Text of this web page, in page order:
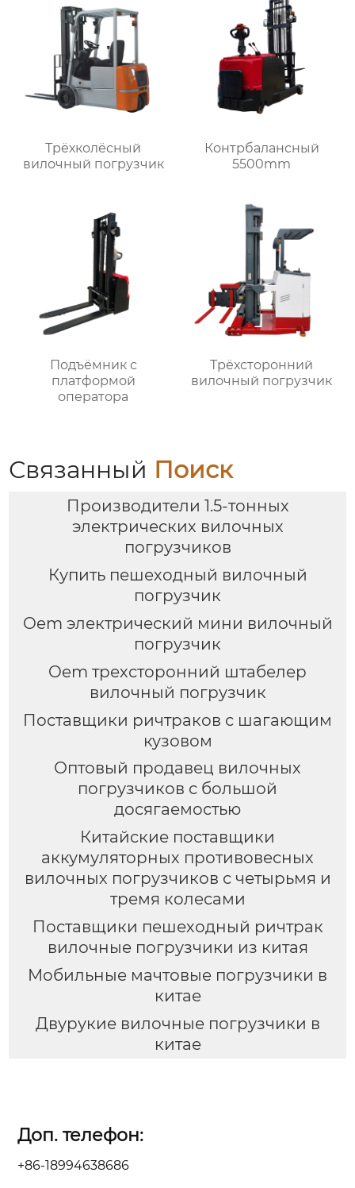
Трёхколёсный
вилочный погрузчик
Контрбалансный
5500mm
Подъёмник с
платформой
оператора
Трёхсторонний
вилочный погрузчик
Связанный Поиск
Производители 1.5-тонных
электрических вилочных
погрузчиков
Купить пешеходный вилочный
погрузчик
Oem электрический мини вилочный
погрузчик
Oem трехсторонний штабелер
вилочный погрузчик
Поставщики ричтраков с шагающим
кузовом
Оптовый продавец вилочных
погрузчиков с большой
досягаемостью
Китайские поставщики
аккумуляторных противовесных
вилочных погрузчиков с четырьмя и
тремя колесами
Поставщики пешеходный ричтрак
вилочные погрузчики из китая
Мобильные мачтовые погрузчики в
китае
Двурукие вилочные погрузчики в
китае
Доп. телефон:
+86-18994638686